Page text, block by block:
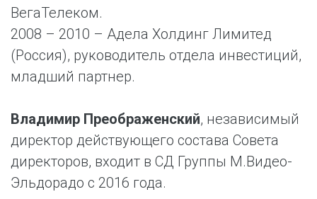
ВегаТелеком.
2008 – 2010 – Адела Холдинг Лимитед
(Россия), руководитель отдела инвестиций,
младший партнер.
Владимир Преображенский, независимый
директор действующего состава Совета
директоров, входит в СД Группы М.Видео-
Эльдорадо с 2016 года.